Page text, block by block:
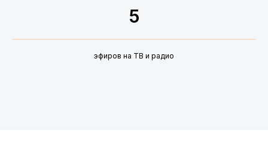
5
эфиров на ТВ и радио